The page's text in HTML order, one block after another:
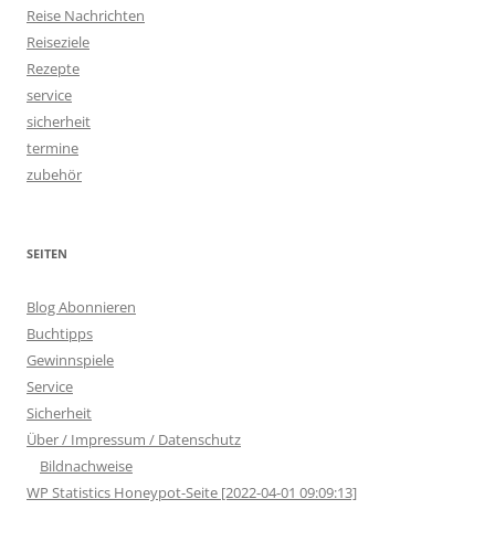
Reise Nachrichten
Reiseziele
Rezepte
service
sicherheit
termine
zubehör
SEITEN
Blog Abonnieren
Buchtipps
Gewinnspiele
Service
Sicherheit
Über / Impressum / Datenschutz
Bildnachweise
WP Statistics Honeypot-Seite [2022-04-01 09:09:13]